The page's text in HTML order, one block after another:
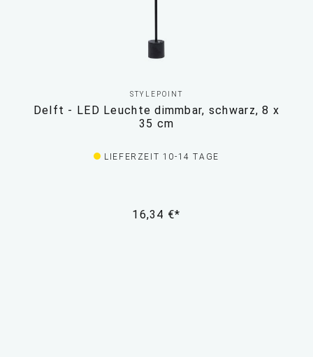
STYLEPOINT
Delft - LED Leuchte dimmbar, schwarz, 8 x
35 cm
LIEFERZEIT 10-14 TAGE
16,34 €*